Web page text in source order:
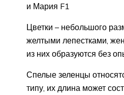
и Мария F1
Цветки – небольшого
желтыми лепестками,
из них образуются без
Спелые зеленцы
типу, их длина может